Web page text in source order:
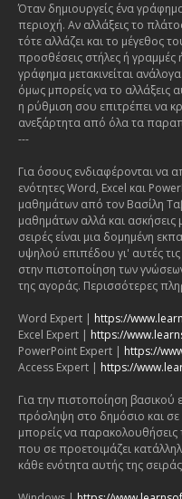
Όταν δημιουργείς ένα
περιοχή. Αν αλλάξεις το
τότε αλλάζει και το μέγεθος
προσθέσεις στήλες ή γραμμές
γράφημα μετακινείται
όμως μπορείς να το αλλάξεις
η ρύθμιση σου επιτρέπει να
ανεξάρτητα από όλα τα
---
Για όσους ενδιαφέρονται να
ενότητες Word, Excel και
μαθημάτων από τον Βασίλη
μαθημάτων αλλά και
σειρές είναι μια δομημένη
υψηλού επιπέδου γι' αυτές
στην πιστοποίηση των
της αγοράς. Περισσότερες
Word Expert | https://
Excel Expert | https://
PowerPoint Expert | https://
Access Expert | https://
Για την πιστοποίηση βασικού
πρόσληψη στο δημόσιο και
μπορείς να
που σε προετοιμάζει
κάθε ενότητα αυτής της